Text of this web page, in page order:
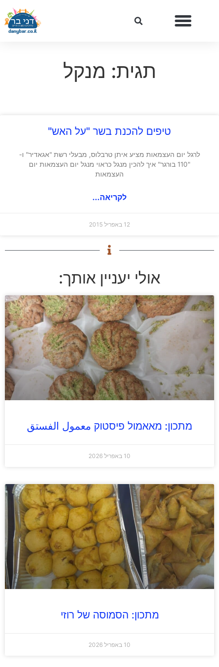
תגית: מנקל
טיפים להכנת בשר "על האש"
לרגל יום העצמאות מציע איתן טרבלוס, מבעלי רשת "אגאדיר" ו-
"110 בורגר" איך להכין מנגל כראוי מנגל יום העצמאות יום
העצמאות
לקריאה...
12 באפריל 2015
אולי יעניין אותך:
מתכון: מאאמול פיסטוק معمول الفستق
10 באפריל 2026
מתכון: הסמוסה של רוזי
10 באפריל 2026